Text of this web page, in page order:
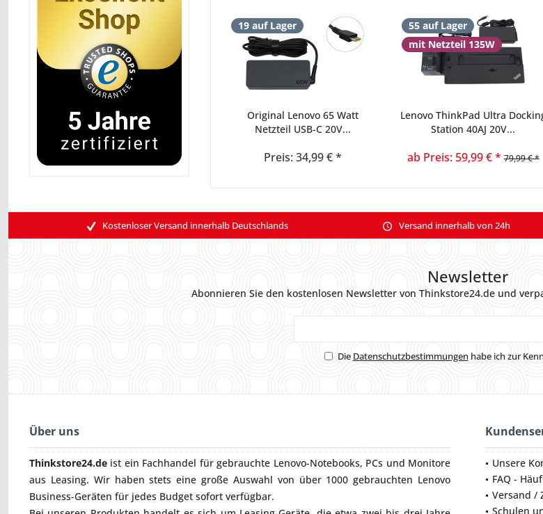
19 auf Lager
Original Lenovo 65 Watt
Netzteil USB-C 20V...
Preis: 34,99 € *
55 auf Lager
mit Netzteil 135W
Lenovo ThinkPad Ultra
Station 40AJ 20V...
ab Preis: 59,99 € * 79,99 € *
Kostenloser Versand innerhalb Deutschlands Versand innerhalb von 24h
Newsletter
Abonnieren Sie den kostenlosen Newsletter von Thinkstore24.de und
Die Datenschutzbestimmungen habe ich zur
Über uns
Thinkstore24.de ist ein Fachhandel für gebrauchte Lenovo-Notebooks, PCs und Monitore
aus Leasing. Wir haben stets eine große Auswahl von über 1000 gebrauchten Lenovo
Business-Geräten für jedes Budget sofort verfügbar.
Unsere
FAQ -
Versand /
Schulen